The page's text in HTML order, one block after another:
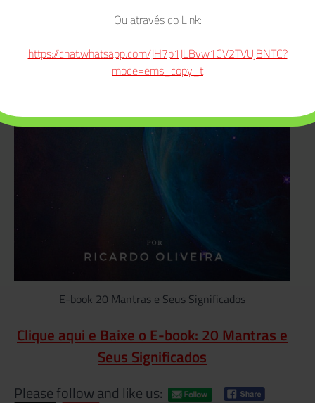
E-book 20 Mantras e Seus Significados
Clique aqui e Baixe o E-book: 20 Mantras e
Seus Significados
Please follow and like us:
Ou através do Link:
https://chat.whatsapp.com/JH7p1JLBvw1CV2TVUjBNTC?
mode=ems_copy_t